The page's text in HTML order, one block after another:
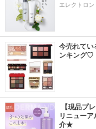
エレクトロン
今売れてい
ンキング♡
【現品プ
リニュー
介★